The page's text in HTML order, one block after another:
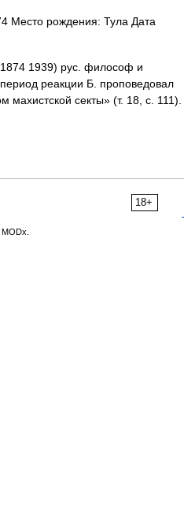
Место рождения: Тула Дата
1939) рус. философ и
реакции Б. проповедовал
секты» (т. 18, с. 111).
18+